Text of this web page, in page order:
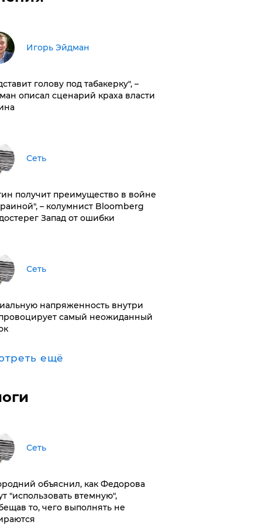
Игорь Эйдман
голову под табакерку", –
описал сценарий краха власти
Сеть
получит преимущество в войне
– колумнист Bloomberg
Запад от ошибки
Сеть
напряженность внутри
самый неожиданный
ещё
Сеть
объяснил, как Федорова
"использовать втемную",
то, чего выполнять не